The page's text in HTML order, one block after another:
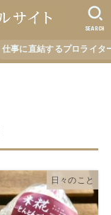
仕事に直結するプロライタ
SEARCH
日々のこと